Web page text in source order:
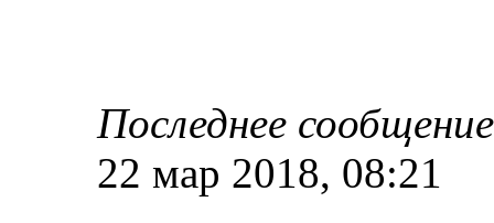
Последнее сообщение
22 мар 2018, 08:21